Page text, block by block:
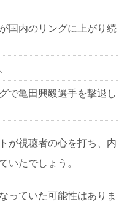
国内のリングに上がり続
で亀田興毅選手を撃退し
が視聴者の心を打ち、内
いたでしょう。
っていた可能性はありま